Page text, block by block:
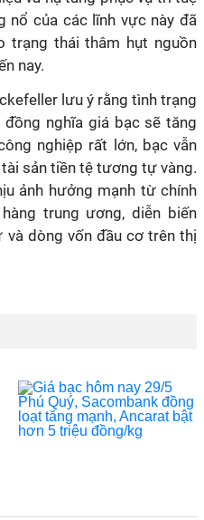
nổ của các lĩnh vực này đã
trạng thái thâm hụt nguồn
nay.
lưu ý rằng tình trạng
nghĩa giá bạc sẽ tăng
nghiệp rất lớn, bạc vẫn
sản tiền tệ tương tự vàng.
ảnh hưởng mạnh từ chính
trung ương, diễn biến
và dòng vốn đầu cơ trên thị